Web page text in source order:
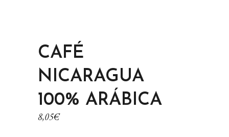
CAFÉ
NICARAGUA
100% ARÁBICA
8,05€